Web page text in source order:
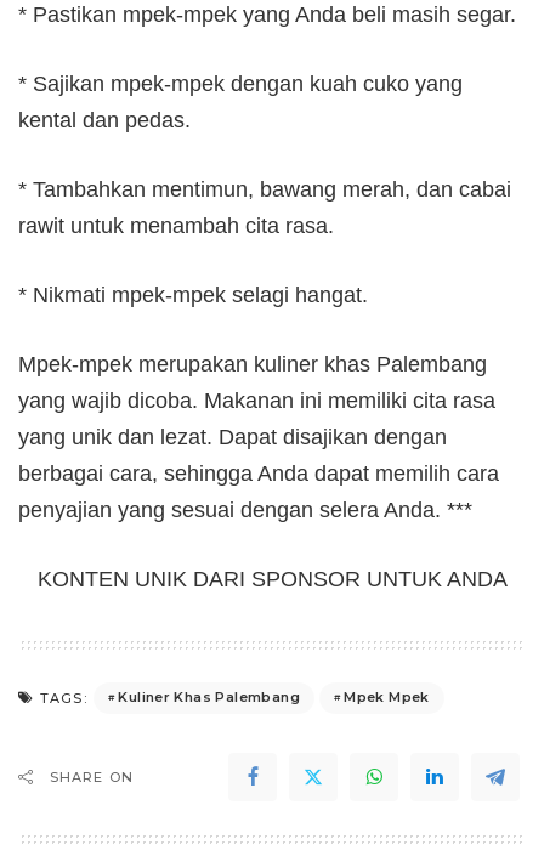
* Pastikan mpek-mpek yang Anda beli masih segar.
* Sajikan mpek-mpek dengan kuah cuko yang
kental dan pedas.
* Tambahkan mentimun, bawang merah, dan cabai
rawit untuk menambah cita rasa.
* Nikmati mpek-mpek selagi hangat.
Mpek-mpek merupakan kuliner khas Palembang
yang wajib dicoba. Makanan ini memiliki cita rasa
yang unik dan lezat. Dapat disajikan dengan
berbagai cara, sehingga Anda dapat memilih cara
penyajian yang sesuai dengan selera Anda. ***
KONTEN UNIK DARI SPONSOR UNTUK ANDA
TAGS: Kuliner Khas Palembang Mpek Mpek
SHARE ON